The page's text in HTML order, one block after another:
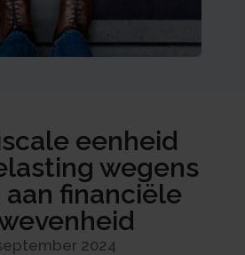
eenheid
wegens
financiële
2024